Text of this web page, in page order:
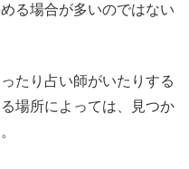
る場合が多いのではない
たり占い師がいたりする
場所によっては、見つか